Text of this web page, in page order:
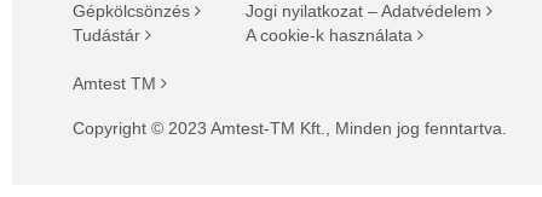
Gépkölcsönzés
Tudástár
Amtest TM
Jogi nyilatkozat – Adatvédelem
A cookie-k használata
Copyright © 2023 Amtest-TM Kft., Minden jog fenntartva.